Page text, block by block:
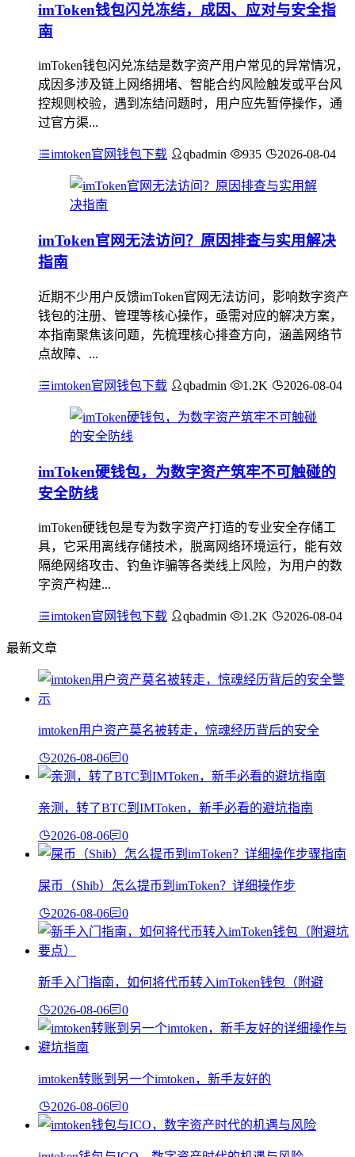
imToken钱包闪兑冻结，成因、应对与安全指
南
imToken钱包闪兑冻结是数字资产用户常见的异常情况，
成因多涉及链上网络拥堵、智能合约风险触发或平台风
控规则校验，遇到冻结问题时，用户应先暂停操作，通
过官方渠...
imtoken官网钱包下载 qbadmin 935 2026-08-04
imToken官网无法访问？原因排查与实用解决
指南
近期不少用户反馈imToken官网无法访问，影响数字资产
钱包的注册、管理等核心操作，亟需对应的解决方案，
本指南聚焦该问题，先梳理核心排查方向，涵盖网络节
点故障、...
imtoken官网钱包下载 qbadmin 1.2K 2026-08-04
imToken硬钱包，为数字资产筑牢不可触碰的
安全防线
imToken硬钱包是专为数字资产打造的专业安全存储工
具，它采用离线存储技术，脱离网络环境运行，能有效
隔绝网络攻击、钓鱼诈骗等各类线上风险，为用户的数
字资产构建...
imtoken官网钱包下载 qbadmin 1.2K 2026-08-04
最新文章
imtoken用户资产莫名被转走，惊魂经历背后的安全
2026-08-06 0
亲测，转了BTC到IMToken，新手必看的避坑指南
2026-08-06 0
屎币（Shib）怎么提币到imToken？详细操作步
2026-08-06 0
新手入门指南，如何将代币转入imToken钱包（附避
2026-08-06 0
imtoken转账到另一个imtoken，新手友好的
2026-08-06 0